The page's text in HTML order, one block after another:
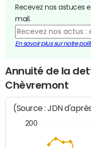
Recevez nos astuces
mail.
En savoir plus sur notre
Annuité de la
Chèvremont
(Source : JDN
200